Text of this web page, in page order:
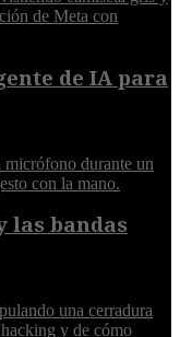
de IA para
las bandas